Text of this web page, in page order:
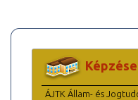
ÁJTK Állam- és